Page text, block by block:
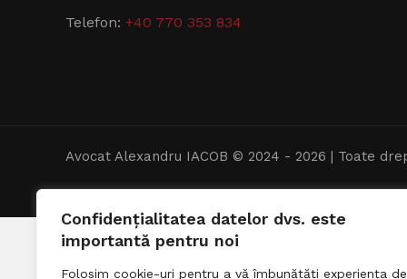
Confidențialitatea datelor dvs. este
importantă pentru noi
Folosim cookie-uri pentru a vă îmbunătăți experiența de
Telefon: +40 770 353 834
Avocat Alexandru IACOB © 2024 - 2026 | Toate